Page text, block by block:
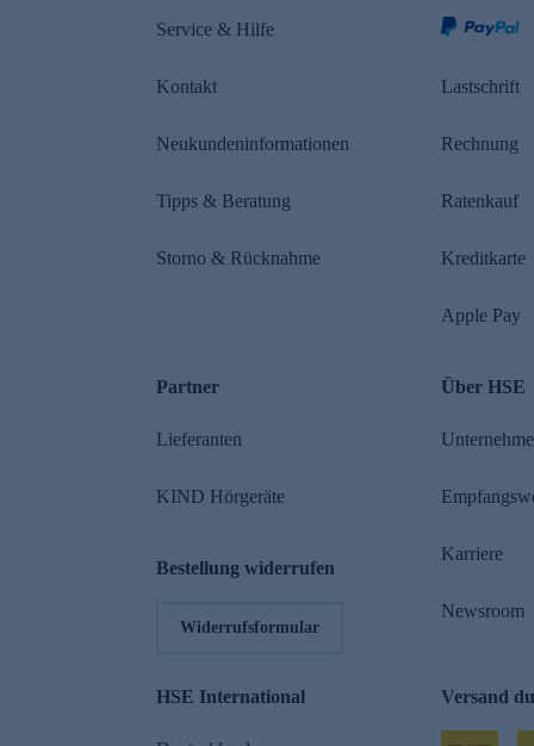
Service & Hilfe
Kontakt
Neukundeninformationen
Tipps & Beratung
Storno & Rücknahme
Lastschrift
Rechnung
Ratenkauf
Kreditkarte
Apple Pay
Partner
Lieferanten
KIND Hörgeräte
Bestellung widerrufen
Widerrufsformular
Über HSE
Karriere
Newsroom
HSE International Versand